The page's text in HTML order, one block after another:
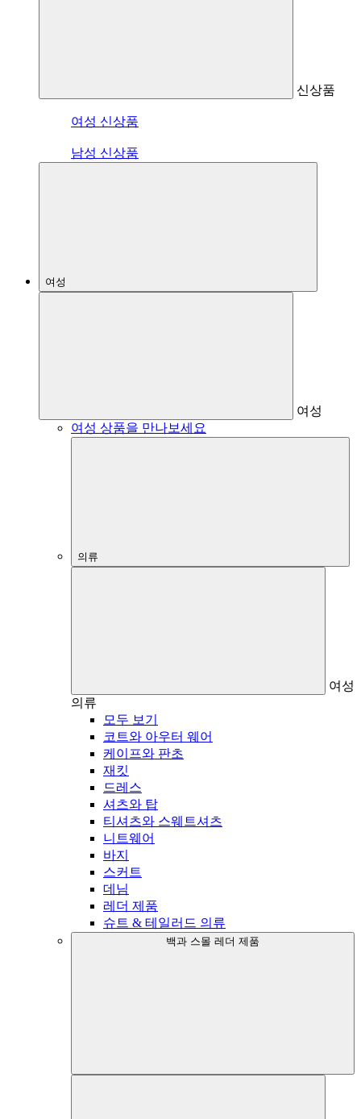
신상품
여성 신상품
남성 신상품
여성
여성
여성 상품을 만나보세요
의류
여성
의류
모두 보기
코트와 아우터 웨어
케이프와 판초
재킷
드레스
셔츠와 탑
티셔츠와 스웨트셔츠
니트웨어
바지
스커트
데님
레더 제품
슈트 & 테일러드 의류
백과 스몰 레더 제품